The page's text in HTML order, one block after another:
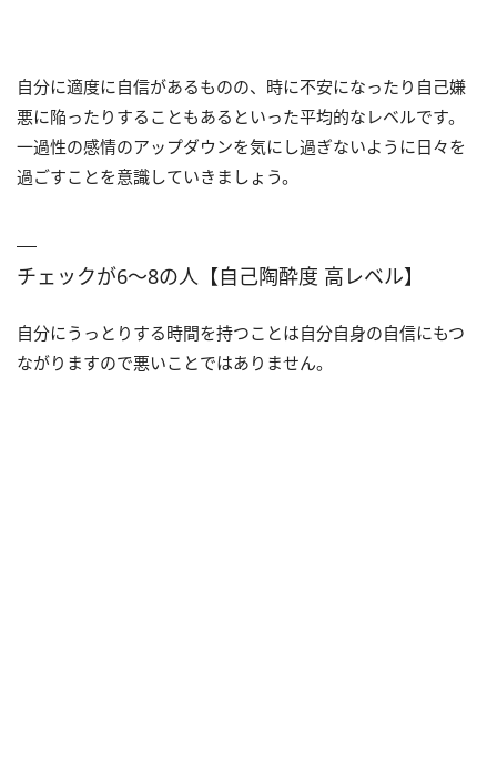
自分に適度に自信があるものの、時に不安になったり自己嫌
悪に陥ったりすることもあるといった平均的なレベルです。
一過性の感情のアップダウンを気にし過ぎないように日々を
過ごすことを意識していきましょう。
チェックが6〜8の人【自己陶酔度 高レベル】
自分にうっとりする時間を持つことは自分自身の自信にもつ
ながりますので悪いことではありません。